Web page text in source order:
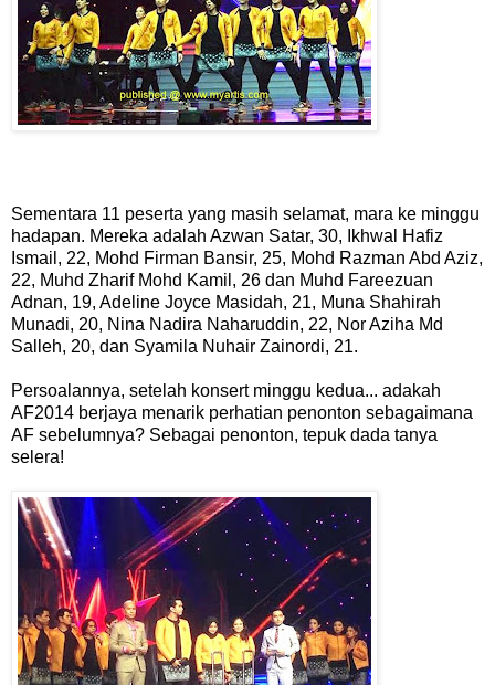
Sementara 11 peserta yang masih selamat, mara ke minggu
hadapan. Mereka adalah Azwan Satar, 30, Ikhwal Hafiz
Ismail, 22, Mohd Firman Bansir, 25, Mohd Razman Abd Aziz,
22, Muhd Zharif Mohd Kamil, 26 dan Muhd Fareezuan
Adnan, 19, Adeline Joyce Masidah, 21, Muna Shahirah
Munadi, 20, Nina Nadira Naharuddin, 22, Nor Aziha Md
Salleh, 20, dan Syamila Nuhair Zainordi, 21.
Persoalannya, setelah konsert minggu kedua... adakah
AF2014 berjaya menarik perhatian penonton sebagaimana
AF sebelumnya? Sebagai penonton, tepuk dada tanya
selera!